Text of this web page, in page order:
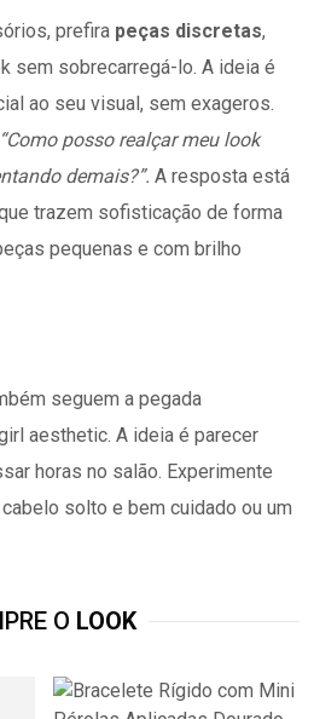
prefira peças discretas,
sem sobrecarregá-lo. A ideia é
ao seu visual, sem exageros.
“Como posso realçar meu look
demais?”. A resposta está
trazem sofisticação de forma
pequenas e com brilho
seguem a pegada
aesthetic. A ideia é parecer
horas no salão. Experimente
solto e bem cuidado ou um
O LOOK